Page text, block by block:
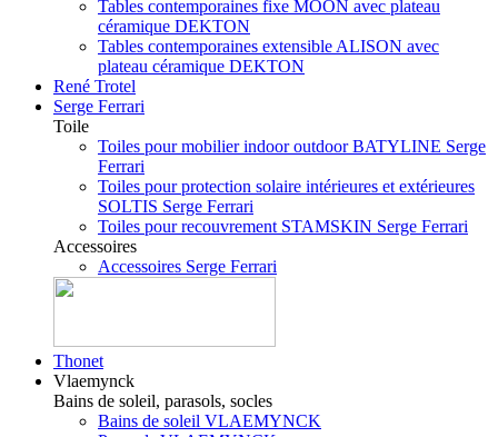
Tables contemporaines fixe MOON avec plateau
céramique DEKTON
Tables contemporaines extensible ALISON avec
plateau céramique DEKTON
René Trotel
Serge Ferrari
Toile
Toiles pour mobilier indoor outdoor BATYLINE Serge
Ferrari
Toiles pour protection solaire intérieures et extérieures
SOLTIS Serge Ferrari
Toiles pour recouvrement STAMSKIN Serge Ferrari
Accessoires
Accessoires Serge Ferrari
Thonet
Vlaemynck
Bains de soleil, parasols, socles
Bains de soleil VLAEMYNCK